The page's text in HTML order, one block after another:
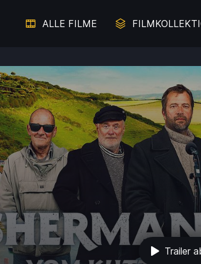
ALLE FILME
Dem Verbrechen auf der Spur
Malerei im Film
Auf und Davon - Filme übers
Durchbrennen
Dokus aus weiblicher Sicht
Filme für die ganze Familie Trailer